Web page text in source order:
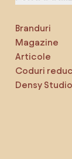
Branduri
Magazine
Articole
Coduri
Densy Studio